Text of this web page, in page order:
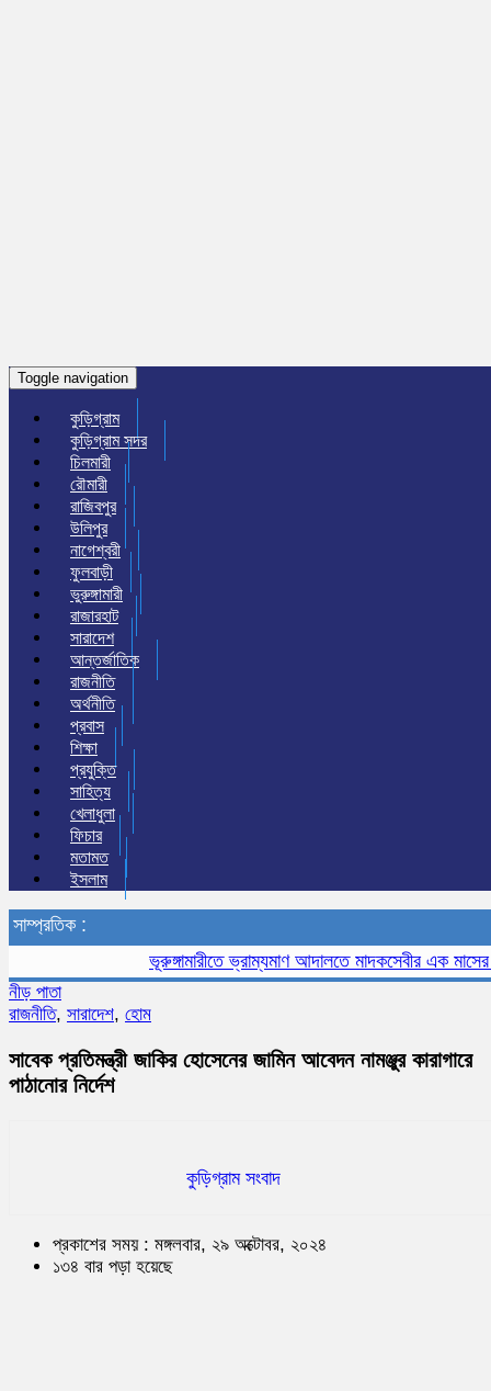
Toggle navigation
কুড়িগ্রাম
কুড়িগ্রাম সদর
চিলমারী
রৌমারী
রাজিবপুর
উলিপুর
নাগেশ্বরী
ফুলবাড়ী
ভুরুঙ্গামারী
রাজারহাট
সারাদেশ
আন্তর্জাতিক
রাজনীতি
অর্থনীতি
প্রবাস
শিক্ষা
প্রযুক্তি
সাহিত্য
খেলাধুলা
ফিচার
মতামত
ইসলাম
সাম্প্রতিক :
ভূরুঙ্গামারীতে ভ্রাম্যমাণ আদালতে মাদকসেবীর এক মাসের
নীড় পাতা
রাজনীতি, সারাদেশ, হোম
সাবেক প্রতিমন্ত্রী জাকির হোসেনের জামিন আবেদন নামঞ্জুর কারাগারে
পাঠানোর নির্দেশ
কুড়িগ্রাম সংবাদ
প্রকাশের সময় : মঙ্গলবার, ২৯ অক্টোবর, ২০২৪
১৩৪ বার পড়া হয়েছে